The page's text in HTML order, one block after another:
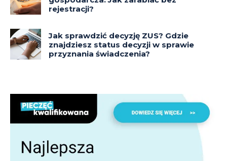
rejestracji?
Jak sprawdzić decyzję ZUS? Gdzie
znajdziesz status decyzji w sprawie
przyznania świadczenia?